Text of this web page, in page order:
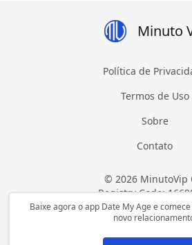
Baixe agora o app Date My Age e
novo
Minuto
Política de
Termos de Uso
Sobre
Contato
© 2026 MinutoVip
Registry Code:
Todos os direitos
Feito com ❤ na